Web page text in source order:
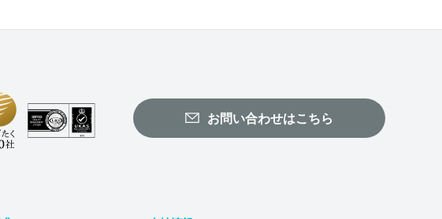
お問い合わせはこちら